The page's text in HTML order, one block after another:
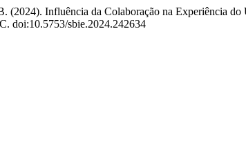
(2024). Influência da Colaboração na Experiência
doi:10.5753/sbie.2024.242634